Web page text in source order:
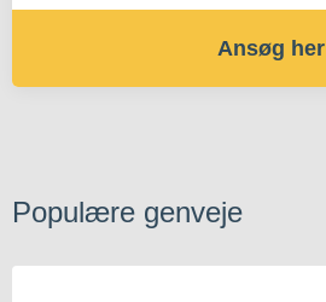
Ansøg her
Populære genveje